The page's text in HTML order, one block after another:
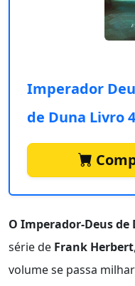
Imperador
de Duna Livro
O Imperador-Deus de
série de Frank Herbert
volume se passa